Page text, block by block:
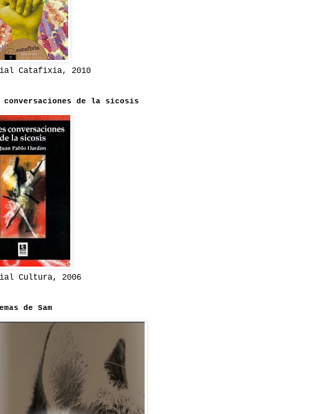
Catafixia, 2010
conversaciones de la sicosis
Cultura, 2006
de Sam